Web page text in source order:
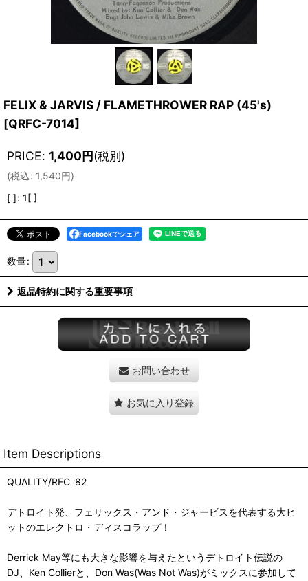
FELIX & JARVIS / FLAMETHROWER RAP (45's)
[QRFC-7014]
PRICE: 1,400円(税別)
(税込: 1,540円)
[ ]: 1[ ]
Facebookでシェア
数量:
返品特約に関する重要事項
お問い合わせ
お気に入り登録
Item Descriptions
QUALITY/RFC '82
デトロイト発、フェリックス・アンド・ジャービスを代表する大ヒ
ットのエレクトロ・ディスコラップ！
Derrick May等にも大きな影響を与えたというデトロイト伝説の
DJ、Ken Collierと、Don Was(Was Not Was)がミックスに参加して